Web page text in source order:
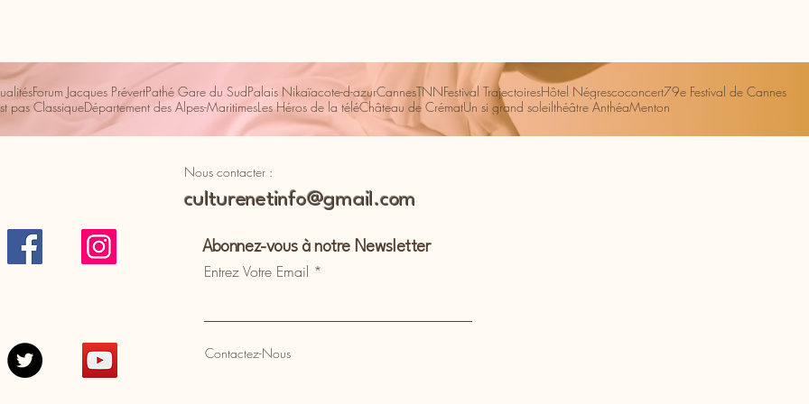
Forum Jacques PrévertPathé Gare du SudPalais Nikaïacote-d-azurCannesTNNFestival TrajectoiresHôtel Négrescoconcert79e Festival de Cannes
pas ClassiqueDépartement des Alpes-MaritimesLes Héros de la téléChâteau de CrématUn si grand soleilthéâtre AnthéaMenton
Nous contacter :
culturenetinfo@gmail.com
Abonnez-vous à notre Newsletter
Entrez Votre Email
Contactez-Nous